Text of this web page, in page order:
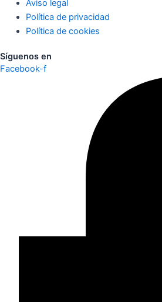
Aviso legal
Política de privacidad
Política de cookies
Síguenos en
Facebook-f